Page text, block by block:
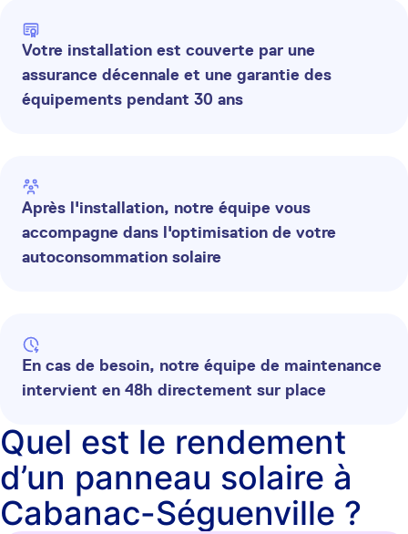
Votre installation est couverte par une
assurance décennale et une garantie des
équipements pendant 30 ans
Après l'installation, notre équipe vous
accompagne dans l'optimisation de votre
autoconsommation solaire
En cas de besoin, notre équipe de maintenance
intervient en 48h directement sur place
Quel est le rendement
d’un panneau solaire à
Cabanac-Séguenville ?